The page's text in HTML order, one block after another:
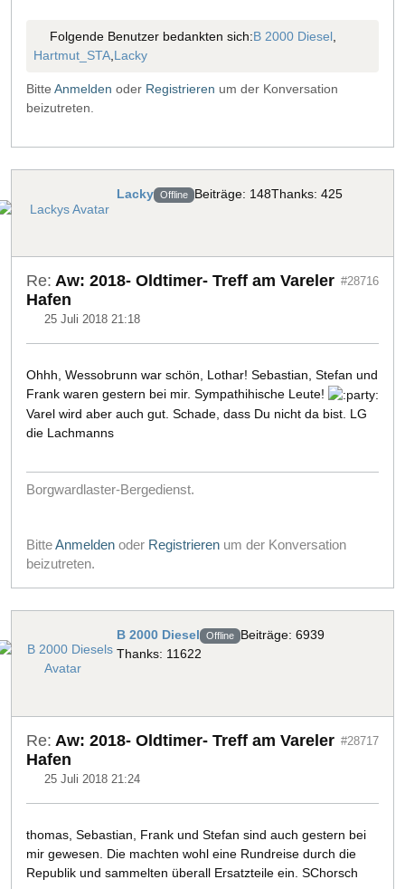
Folgende Benutzer bedankten sich:B 2000 Diesel,
Hartmut_STA,Lacky
Bitte Anmelden oder Registrieren um der Konversation
beizutreten.
Lacky Offline Beiträge: 148Thanks: 425
Re: Aw: 2018- Oldtimer- Treff am Vareler
Hafen
25 Juli 2018 21:18
#28716
Ohhh, Wessobrunn war schön, Lothar! Sebastian, Stefan und
Frank waren gestern bei mir. Sympathihische Leute!
Varel wird aber auch gut. Schade, dass Du nicht da bist. LG
die Lachmanns
Borgwardlaster-Bergedienst.
BitteAnmelden oder Registrieren um der Konversation
beizutreten.
B 2000 Diesel Offline Beiträge: 6939
Thanks: 11622
Re: Aw: 2018- Oldtimer- Treff am Vareler
Hafen
25 Juli 2018 21:24
#28717
thomas, Sebastian, Frank und Stefan sind auch gestern bei
mir gewesen. Die machten wohl eine Rundreise durch die
Republik und sammelten überall Ersatzteile ein. SChorsch